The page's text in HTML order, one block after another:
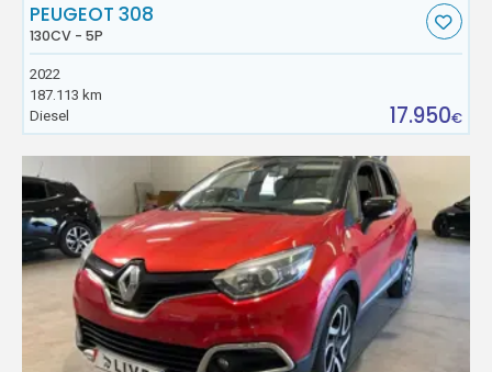
PEUGEOT 308
130CV - 5P
2022
187.113 km
Diesel
17.950€